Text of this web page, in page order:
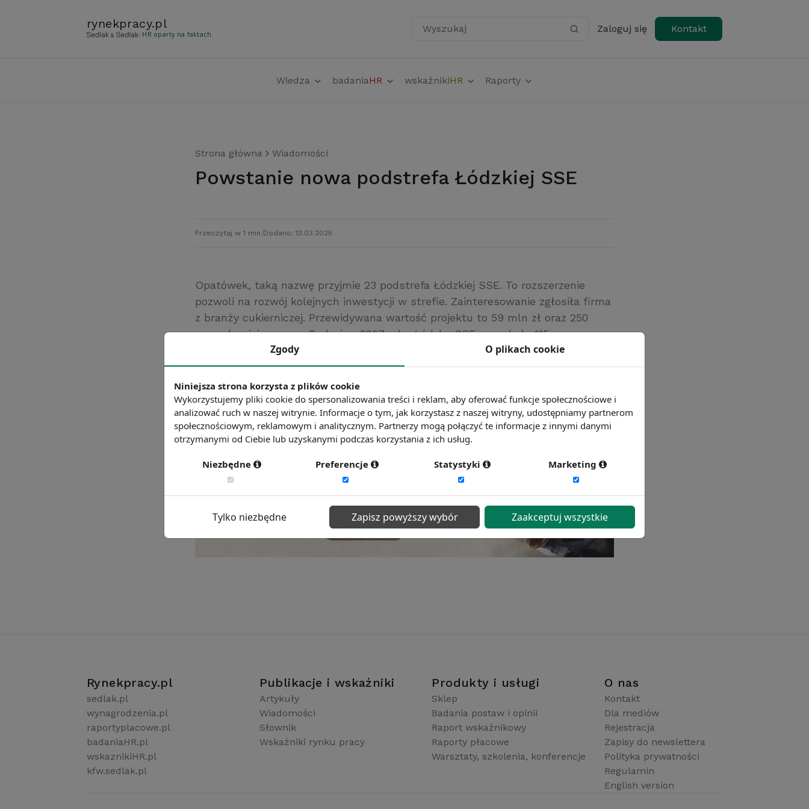
rynekpracy.pl
- HR oparty na faktach Wyszukaj Zaloguj się Kontakt
Wiedza badaniaHR wskaźnikiHR Raporty
Strona główna Wiadomości
Powstanie nowa podstrefa Łódzkiej SSE
Przeczytaj w 1 min. Dodano: 13.03.2025
Opatówek, taką nazwę przyjmie 23 podstrefa Łódzkiej SSE. To rozszerzenie
pozwoli na rozwój kolejnych inwestycji w strefie. Zainteresowanie zgłosiła firma
z branży cukierniczej. Przewidywana wartość projektu to 59 mln zł oraz 250
nowych miejsc pracy. Do końca 2007 roku Łódzka SSE pozyskała 115
inwestorów, którzy zainwestują 1,31 mld zł i utworzą 14 tys. miejsc pracy.
Źródło: Polska Agencja Informacji i Inwestycji Zagranicznych
Chcesz wiedzieć więcej?Zobacz więcej wiadomości
Rynekpracy.pl
sedlak.pl
wynagrodzenia.pl
raportyplacowe.pl
badaniaHR.pl
wskaznikiHR.pl
kfw.sedlak.pl
Publikacje i wskaźniki
Artykuły
Wiadomości
Słownik
Wskaźniki rynku pracy
Produkty i usługi
Sklep
Badania postaw i opinii
Raport wskaźnikowy
Raporty płacowe
Warsztaty, szkolenia, konferencje
O nas
Kontakt
Dla mediów
Rejestracja
Zapisy do newslettera
Polityka prywatności
Regulamin
English version
Zgody O plikach cookie
Niniejsza strona korzysta z plików cookie
Wykorzystujemy pliki cookie do spersonalizowania treści i reklam, aby oferować funkcje społecznościowe i
analizować ruch w naszej witrynie. Informacje o tym, jak korzystasz z naszej witryny, udostępniamy partnerom
społecznościowym, reklamowym i analitycznym. Partnerzy mogą połączyć te informacje z innymi danymi
otrzymanymi od Ciebie lub uzyskanymi podczas korzystania z ich usług.
Niezbędne Preferencje Statystyki Marketing
Tylko niezbędne Zapisz powyższy wybór Zaakceptuj wszystkie